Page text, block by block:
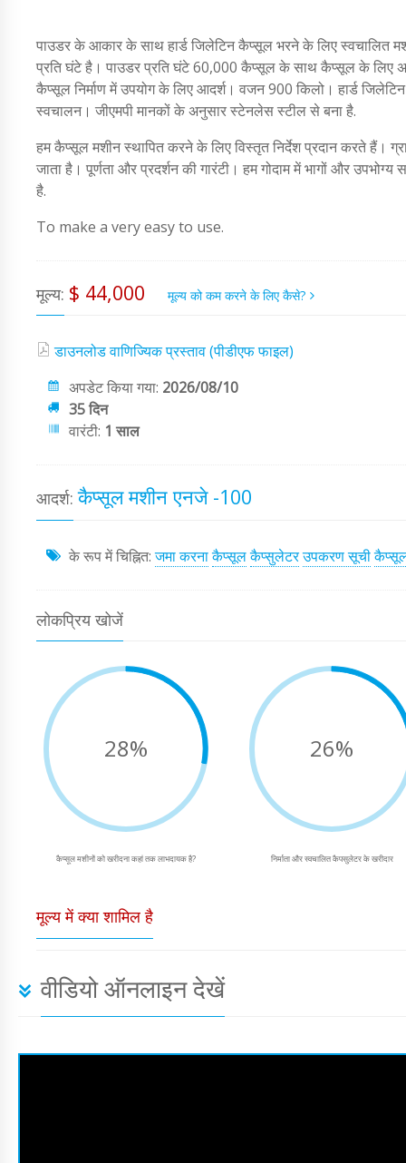
पाउडर के आकार के साथ हार्ड जिलेटिन कैप्सूल भरने के लिए
प्रति घंटे है। पाउडर प्रति घंटे 60,000 कैप्सूल के साथ कैप्सूल के लिए
कैप्सूल निर्माण में उपयोग के लिए आदर्श। वजन 900 किलो। हार्ड
स्वचालन। जीएमपी मानकों के अनुसार स्टेनलेस स्टील से बना है.
हम कैप्सूल मशीन स्थापित करने के लिए विस्तृत निर्देश प्रदान करते हैं।
जाता है। पूर्णता और प्रदर्शन की गारंटी। हम गोदाम में भागों और
है.
To make a very easy to use.
मूल्य: $ 44,000 मूल्य को कम करने के लिए कैसे?
डाउनलोड वाणिज्यिक प्रस्ताव (पीडीएफ फाइल)
अपडेट किया गया: 2026/08/10
35 दिन
वारंटी: 1 साल
आदर्श: कैप्सूल मशीन एनजे -100
के रूप में चिह्नित:जमा करनाकैप्सूलकैप्सुलेटरउपकरण सूची
लोकप्रिय खोजें
28%
कैप्सूल मशीनों को खरीदना कहां तक ​​लाभदायक है?
26%
निर्माता और स्वचालित कैपसुलेटर के खरीदार
मूल्य में क्या शामिल है
वीडियो ऑनलाइन देखें